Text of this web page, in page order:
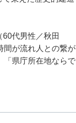
代男性／秋田
間が流れ人との繋が
「県庁所在地ならで